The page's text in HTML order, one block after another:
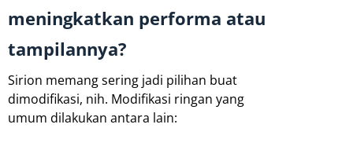
meningkatkan performa atau
tampilannya?
Sirion memang sering jadi pilihan buat
dimodifikasi, nih. Modifikasi ringan yang
umum dilakukan antara lain: